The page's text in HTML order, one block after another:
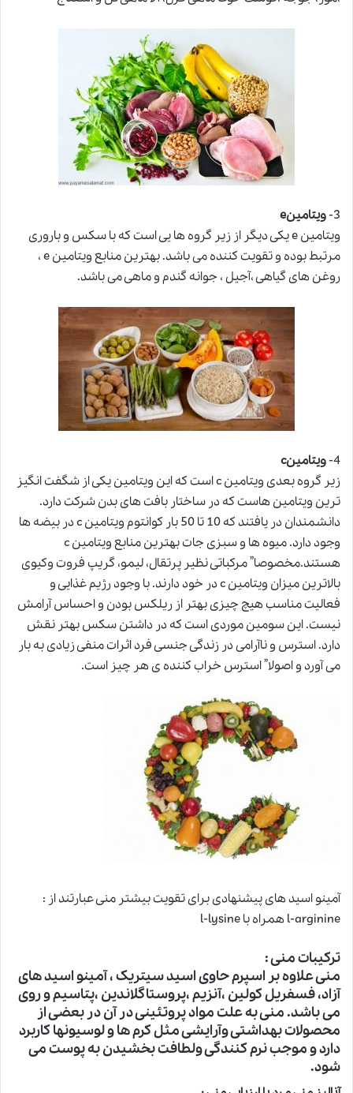
3- ویتامینe
ویتامین e یکی دیگر از زیر گروه ها یی است که با سکس و باروری
مرتبط بوده و تقویت کننده می باشد. بهترین منابع ویتامین e ،
روغن های گیاهی ،آجیل ، جوانه گندم و ماهی می باشد.
4- ویتامینc
زیر گروه بعدی ویتامین c است که این ویتامین یکی از شگفت انگیز
ترین ویتامین هاست که در ساختار بافت های بدن شرکت دارد.
دانشمندان در یافتند که 10 تا 50 بار کوانتوم ویتامین c در بیضه ها
وجود دارد. میوه ها و سبزی جات بهترین منابع ویتامین c
هستند.مخصوصا” مرکباتی نظیر پرتقال، لیمو، گریپ فروت وکیوی
بالاترین میزان ویتامین c در خود دارند. با وجود رژیم غذایی و
فعالیت مناسب هیچ چیزی بهتر از ریلکس بودن و احساس آرامش
نیست. این سومین موردی است که در داشتن سکس بهتر نقش
دارد. استرس و ناآرامی در زندگی جنسی فرد اثرات منفی زیادی به بار
می آورد و اصولا” استرس خراب کننده ی هر چیز است.
آمینو اسید های پیشنهادی برای تقویت بیشتر منی عبارتند از :
l-arginine همراه با l-lysine
ترکیبات منی :
منی علاوه بر اسپرم حاوی اسید سیتریک ، آمینو اسید های
آزاد، فسفریل کولین ،آنزیم ،پروستاگلاندین ،پتاسیم و روی
می باشد. منی به علت مواد پروتئینی در آن در بعضی از
محصولات بهداشتی وآرایشی مثل کرم ها و لوسیونها کاربرد
دارد و موجب نرم کنندگی ولطافت بخشیدن به پوست می
شود.